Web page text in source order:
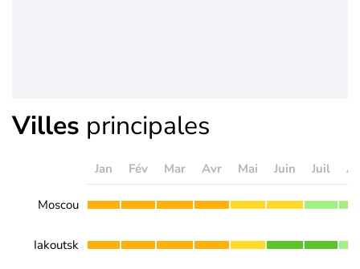
Villes principales
Jan Fév Mar Avr Mai Juin Juil
Moscou
Iakoutsk